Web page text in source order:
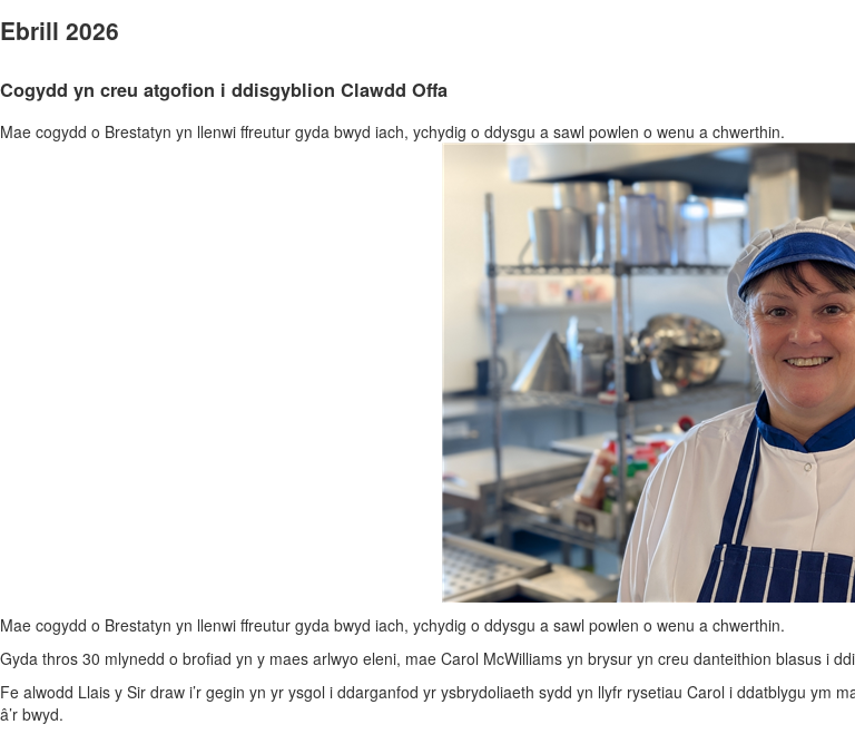
Ebrill 2026
Cogydd yn creu atgofion i ddisgyblion Clawdd Offa
Mae cogydd o Brestatyn yn llenwi ffreutur gyda bwyd iach, ychydig o ddysgu a sawl powlen o wenu a chwerthin.
Mae cogydd o Brestatyn yn llenwi ffreutur gyda bwyd iach, ychydig o ddysgu a sawl powlen o wenu a chwerthin.
Gyda thros 30 mlynedd o brofiad yn y maes arlwyo eleni, mae Carol McWilliams yn brysur yn creu danteithion blasus i
Fe alwodd Llais y Sir draw i’r gegin yn yr ysgol i ddarganfod yr ysbrydoliaeth sydd yn llyfr rysetiau Carol i ddatblygu ym
â’r bwyd.